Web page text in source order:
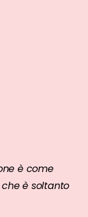
è come
è soltanto